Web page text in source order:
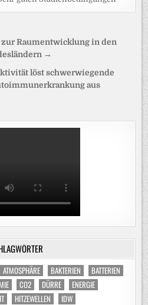
Raumentwicklung in den
→
löst schwerwiegende
aus
ATMOSPHÄRE BAKTERIEN
BATTERIEN
CO2 DÜRRE
ENERGIE
HITZEWELLEN
IDW